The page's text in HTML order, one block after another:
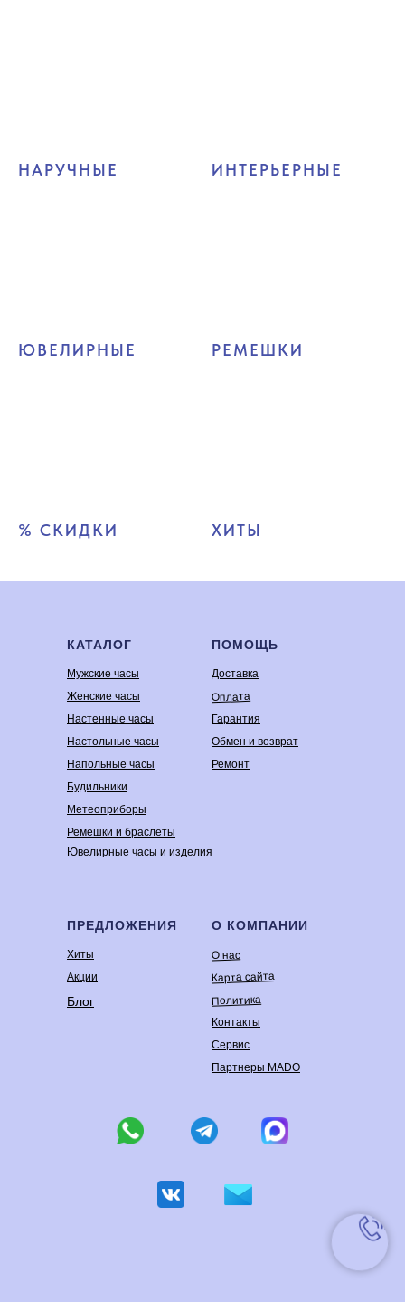
НАРУЧНЫЕ ИНТЕРЬЕРНЫЕ
ЮВЕЛИРНЫЕ РЕМЕШКИ
% СКИДКИ ХИТЫ
КАТАЛОГ
Мужские часы
Женские часы
Настенные часы
Настольные часы
Напольные часы
Будильники
Метеоприборы
Ремешки и браслеты
Ювелирные часы и изделия
ПРЕДЛОЖЕНИЯ
Хиты
Акции
Блог
ПОМОЩЬ
Доставка
Оплата
Гарантия
Обмен и возврат
Ремонт
О КОМПАНИИ
О нас
Карта сайта
Политика
Контакты
Сервис
Партнеры MADO